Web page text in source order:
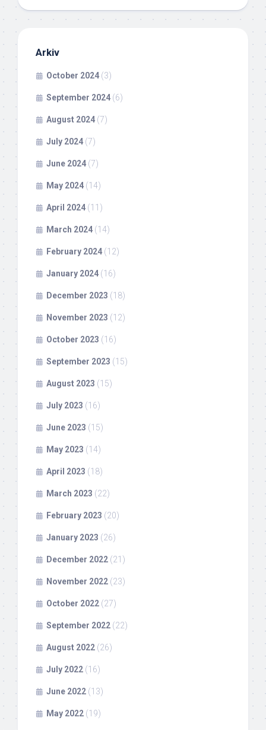
Arkiv
October 2024 (3)
September 2024 (6)
August 2024 (7)
July 2024 (7)
June 2024 (7)
May 2024 (14)
April 2024 (11)
March 2024 (14)
February 2024 (12)
January 2024 (16)
December 2023 (18)
November 2023 (12)
October 2023 (16)
September 2023 (15)
August 2023 (15)
July 2023 (16)
June 2023 (15)
May 2023 (14)
April 2023 (18)
March 2023 (22)
February 2023 (20)
January 2023 (26)
December 2022 (21)
November 2022 (23)
October 2022 (27)
September 2022 (22)
August 2022 (26)
July 2022 (16)
June 2022 (13)
May 2022 (19)